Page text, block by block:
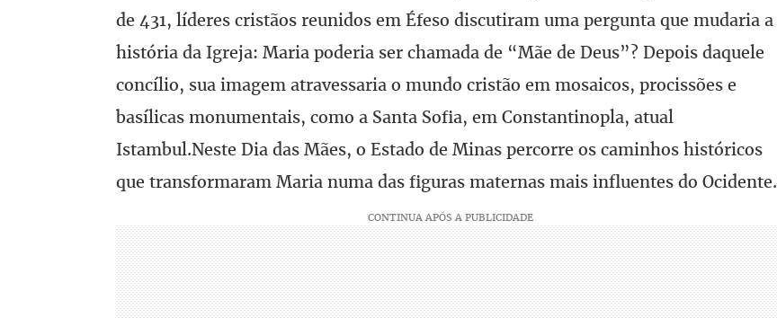
de 431, líderes cristãos reunidos em Éfeso discutiram uma pergunta que mudaria a
história da Igreja: Maria poderia ser chamada de “Mãe de Deus”? Depois daquele
concílio, sua imagem atravessaria o mundo cristão em mosaicos, procissões e
basílicas monumentais, como a Santa Sofia, em Constantinopla, atual
Istambul.Neste Dia das Mães, o Estado de Minas percorre os caminhos históricos
que transformaram Maria numa das figuras maternas mais influentes do Ocidente.